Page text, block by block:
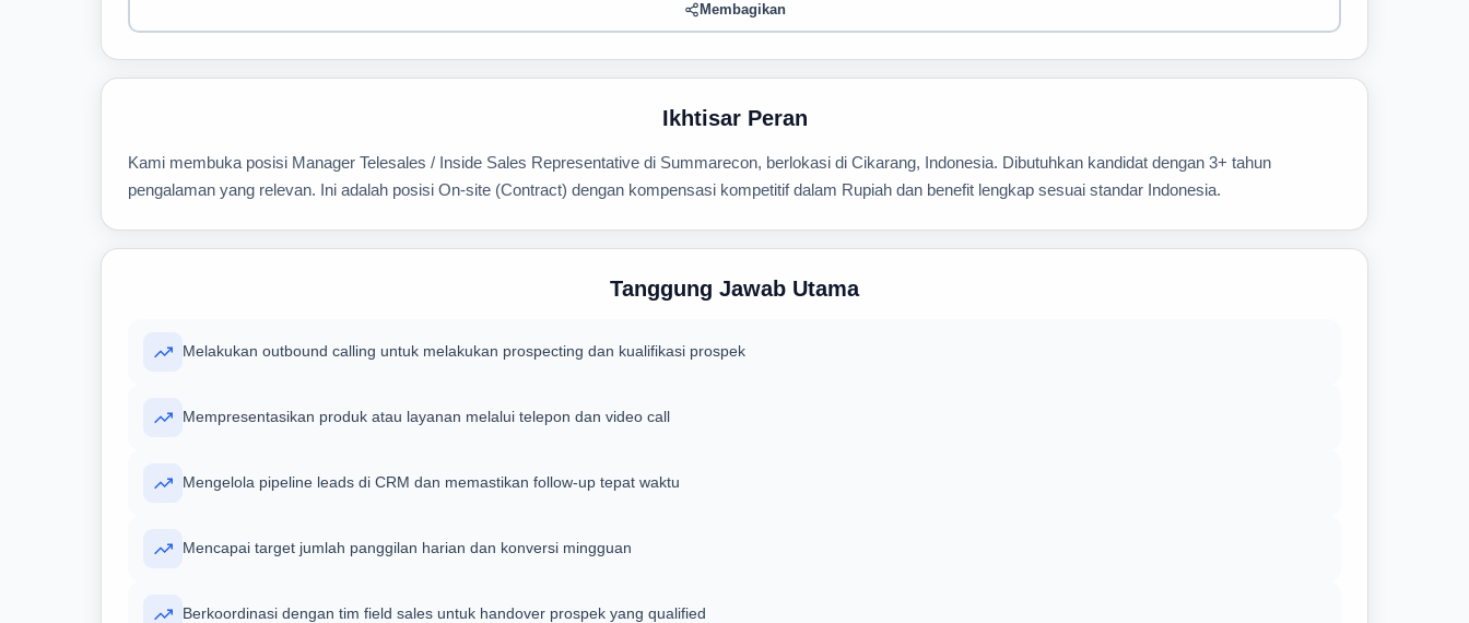
Membagikan
Ikhtisar Peran
Kami membuka posisi Manager Telesales / Inside Sales Representative di Summarecon, berlokasi di Cikarang, Indonesia. Dibutuhkan kandidat dengan 3+ tahun
pengalaman yang relevan. Ini adalah posisi On-site (Contract) dengan kompensasi kompetitif dalam Rupiah dan benefit lengkap sesuai standar Indonesia.
Tanggung Jawab Utama
Melakukan outbound calling untuk melakukan prospecting dan kualifikasi prospek
Mempresentasikan produk atau layanan melalui telepon dan video call
Mengelola pipeline leads di CRM dan memastikan follow-up tepat waktu
Mencapai target jumlah panggilan harian dan konversi mingguan
Berkoordinasi dengan tim field sales untuk handover prospek yang qualified